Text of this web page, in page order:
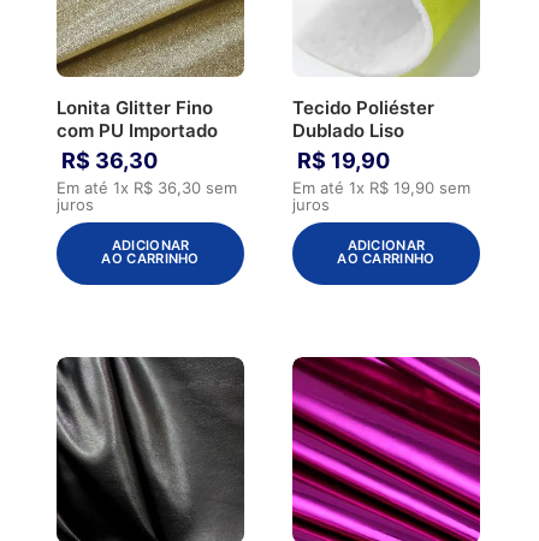
Lonita Glitter Fino
com PU Importado
R$ 36,30
Em até1x R$ 36,30 sem
juros
ADICIONAR
AO CARRINHO
Tecido Poliéster
Dublado Liso
R$ 19,90
Em até 1x R$ 19,90 sem
juros
ADICIONAR
AO CARRINHO